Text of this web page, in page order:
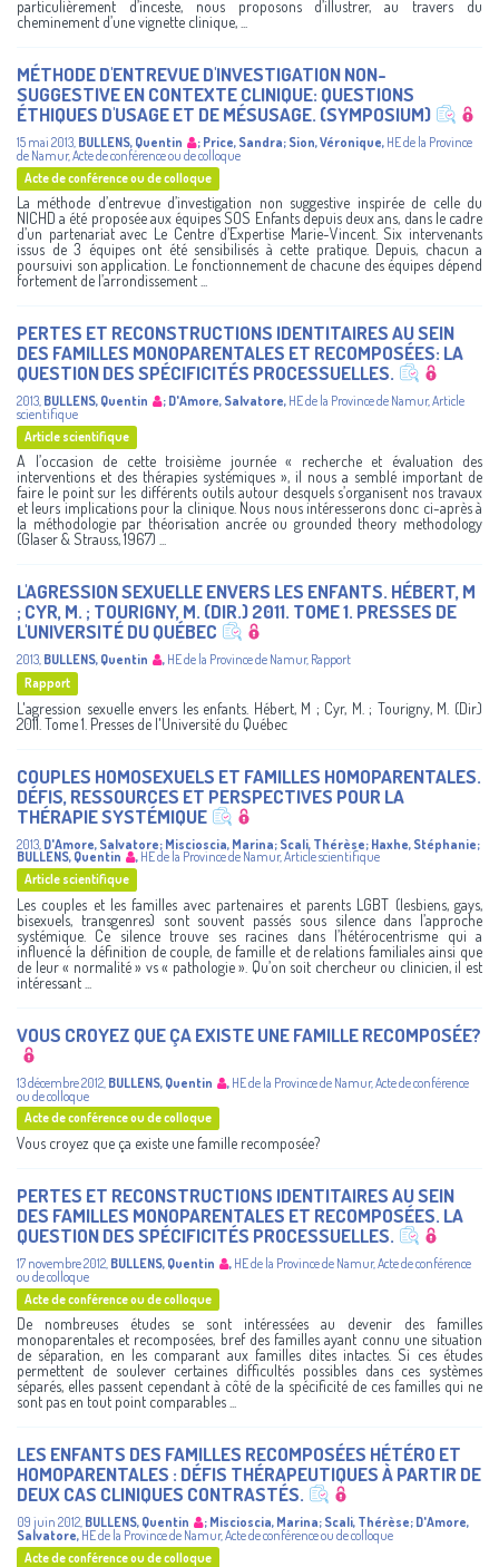
particulièrement d’inceste, nous proposons d’illustrer, au travers du
cheminement d’une vignette clinique, ...
MÉTHODE D'ENTREVUE D'INVESTIGATION NON-
SUGGESTIVE EN CONTEXTE CLINIQUE: QUESTIONS
ÉTHIQUES D'USAGE ET DE MÉSUSAGE. (SYMPOSIUM)
15 mai 2013, BULLENS, Quentin ; Price, Sandra; Sion, Véronique, HE de la Province
de Namur,Acte de conférence ou de colloque
Acte de conférence ou de colloque
La méthode d’entrevue d’investigation non suggestive inspirée de celle du
NICHD a été proposée aux équipes SOS Enfants depuis deux ans, dans le cadre
d’un partenariat avec Le Centre d’Expertise Marie-Vincent. Six intervenants
issus de 3 équipes ont été sensibilisés à cette pratique. Depuis, chacun a
poursuivi son application. Le fonctionnement de chacune des équipes dépend
fortement de l’arrondissement ...
PERTES ET RECONSTRUCTIONS IDENTITAIRES AU SEIN
DES FAMILLES MONOPARENTALES ET RECOMPOSÉES: LA
QUESTION DES SPÉCIFICITÉS PROCESSUELLES.
2013, BULLENS, Quentin ; D'Amore, Salvatore, HE de la Province de Namur,Article
scientifique
Article scientifique
A l’occasion de cette troisième journée « recherche et évaluation des
interventions et des thérapies systémiques », il nous a semblé important de
faire le point sur les différents outils autour desquels s’organisent nos travaux
et leurs implications pour la clinique. Nous nous intéresserons donc ci-après à
la méthodologie par théorisation ancrée ou grounded theory methodology
(Glaser & Strauss, 1967) ...
L'AGRESSION SEXUELLE ENVERS LES ENFANTS. HÉBERT, M
; CYR, M. ; TOURIGNY, M. (DIR.) 2011. TOME 1. PRESSES DE
L'UNIVERSITÉ DU QUÉBEC
2013, BULLENS, Quentin , HE de la Province de Namur, Rapport
Rapport
L'agression sexuelle envers les enfants. Hébert, M ; Cyr, M. ; Tourigny, M. (Dir.)
2011. Tome 1. Presses de l'Université du Québec
COUPLES HOMOSEXUELS ET FAMILLES HOMOPARENTALES.
DÉFIS, RESSOURCES ET PERSPECTIVES POUR LA
THÉRAPIE SYSTÉMIQUE
2013 D'Amore, Salvatore; Miscioscia, Marina; Scali, Thérèse; Haxhe, Stéphanie;
BULLENS, Quentin , HE de la Province de Namur, Article scientifique
Article scientifique
Les couples et les familles avec partenaires et parents LGBT (lesbiens, gays,
bisexuels, transgenres) sont souvent passés sous silence dans l’approche
systémique. Ce silence trouve ses racines dans l’hétérocentrisme qui a
influencé la définition de couple, de famille et de relations familiales ainsi que
de leur « normalité » vs « pathologie ». Qu’on soit chercheur ou clinicien, il est
intéressant ...
VOUS CROYEZ QUE ÇA EXISTE UNE FAMILLE RECOMPOSÉE?
13 décembre 2012 BULLENS, Quentin , HE de la Province de Namur, Acte de conférence
ou de colloque
Acte de conférence ou de colloque
Vous croyez que ça existe une famille recomposée?
PERTES ET RECONSTRUCTIONS IDENTITAIRES AU SEIN
DES FAMILLES MONOPARENTALES ET RECOMPOSÉES. LA
QUESTION DES SPÉCIFICITÉS PROCESSUELLES.
17 novembre 2012 BULLENS, Quentin , HE de la Province de Namur, Acte de conférence
ou de colloque
Acte de conférence ou de colloque
De nombreuses études se sont intéressées au devenir des familles
monoparentales et recomposées, bref des familles ayant connu une situation
de séparation, en les comparant aux familles dites intactes. Si ces études
permettent de soulever certaines difficultés possibles dans ces systèmes
séparés, elles passent cependant à côté de la spécificité de ces familles qui ne
sont pas en tout point comparables ...
LES ENFANTS DES FAMILLES RECOMPOSÉES HÉTÉRO ET
HOMOPARENTALES : DÉFIS THÉRAPEUTIQUES À PARTIR DE
DEUX CAS CLINIQUES CONTRASTÉS.
09 juin 2012 BULLENS, Quentin ; Miscioscia, Marina; Scali, Thérèse; D'Amore,
Salvatore, HE de la Province de Namur, Acte de conférence ou de colloque
Acte de conférence ou de colloque